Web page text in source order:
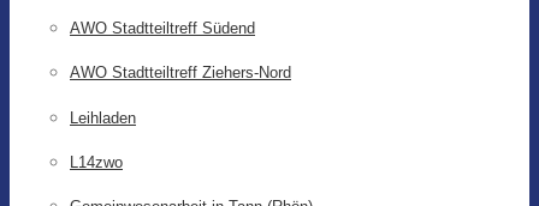
AWO Stadtteiltreff Südend
AWO Stadtteiltreff Ziehers-Nord
Leihladen
L14zwo